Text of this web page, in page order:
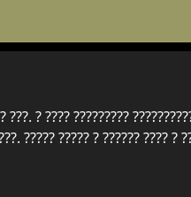
? ???? ?????????
????? ????? ? ?????? ???? ?